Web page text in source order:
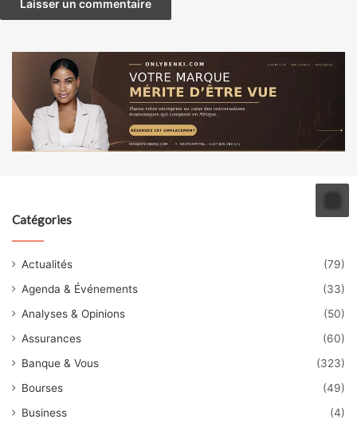
Catégories
Actualités
(79)
Agenda & Événements
(33)
Analyses & Opinions
(50)
Assurances
(60)
Banque & Vous
(323)
Bourses
(49)
Business
(4)